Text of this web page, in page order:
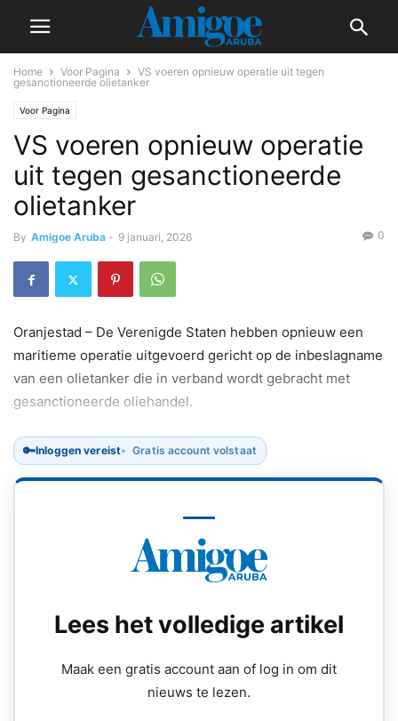
Home Voor Pagina
VS voeren opnieuw operatie uit tegen
gesanctioneerde olietanker
Voor Pagina
VS voeren opnieuw operatie
uit tegen gesanctioneerde
olietanker
By Amigoe Aruba - 9 januari, 2026 0
Oranjestad – De Verenigde Staten hebben opnieuw een
maritieme operatie uitgevoerd gericht op de inbeslagname
van een olietanker die in verband wordt gebracht met
gesanctioneerde oliehandel.
🔑Inloggen vereist Gratis account volstaat
Lees het volledige artikel
Maak een gratis account aan of log in om dit
nieuws te lezen.